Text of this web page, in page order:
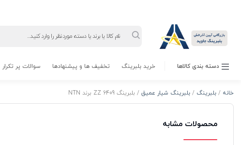
search
دسته بندی کالاها خرید بلبرینگ تخفیف ها و پیشنهادها سوالات پر تکرار
خانه / بلبرینگ / بلبرینگ شیار عمیق / بلبرینگ 6409 ZZ برند NTN
محصولات مشابه